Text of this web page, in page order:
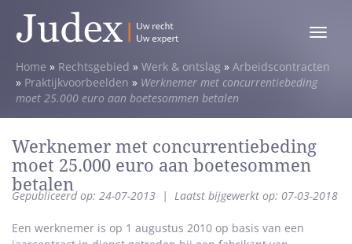
Toggle
Home » Rechtsgebied » Werk & ontslag » Arbeidscontracten
» Praktijkvoorbeelden » Werknemer met concurrentiebeding
moet 25.000 euro aan boetesommen betalen
Werknemer met concurrentiebeding
moet 25.000 euro aan boetesommen
betalen
Gepubliceerd op: 24-07-2013 | Laatst bijgewerkt op: 07-03-2018
Een werknemer is op 1 augustus 2010 op basis van een